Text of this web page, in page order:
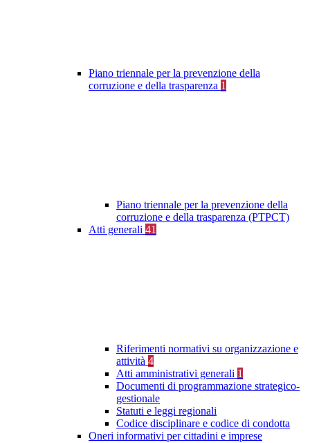
Piano triennale per la prevenzione della
corruzione e della trasparenza 1
Piano triennale per la prevenzione della
corruzione e della trasparenza (PTPCT)
Atti generali 41
Riferimenti normativi su organizzazione e
attività 4
Atti amministrativi generali 1
Documenti di programmazione strategico-
gestionale
Statuti e leggi regionali
Codice disciplinare e codice di condotta
Oneri informativi per cittadini e imprese